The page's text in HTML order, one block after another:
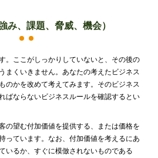
み、課題、脅威、機会）
。ここがしっかりしていないと、その後の
まくいきません。あなたの考えたビジネス
のかを改めて考えてみます。そのビジネス
ばならないビジネスルールを確認するとい
の望む付加価値を提供する、または価格を
っています。なお、付加価値を考えるにあ
いるか、すぐに模倣されないものである